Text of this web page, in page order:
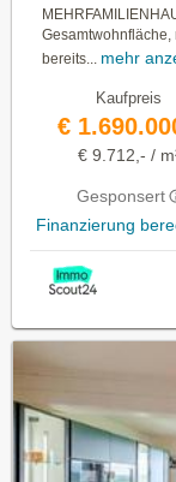
Gesamtwohnfläche,
bereits...
mehr
Kaufpreis
€
€ 9.712,- /
Gesponsert
Finanzierung